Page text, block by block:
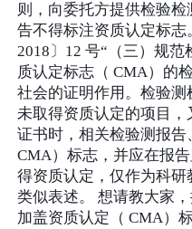
则，向委托方提供检验
告不得标注资质认定标志
2018〕12 号“（三）规
质认定标志（ CMA）的
社会的证明作用。检验
未取得资质认定的项目，
证书时，相关检验测报
CMA）标志，并应在报
得资质认定，仅作为科
类似表述。 想请教大家
加盖资质认定（ CMA）